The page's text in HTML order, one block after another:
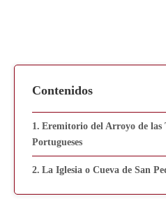
Contenidos
Eremitorio del Arroyo de las
Portugueses
La Iglesia o Cueva de San